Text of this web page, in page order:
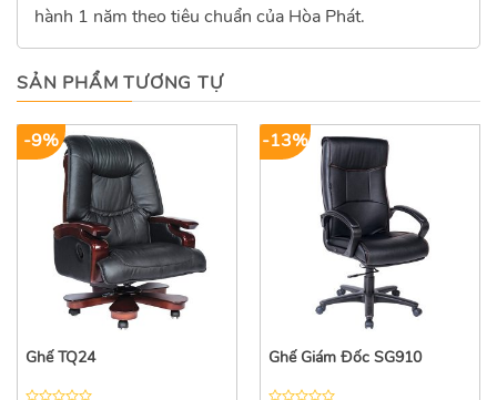
hành 1 năm theo tiêu chuẩn của Hòa Phát.
SẢN PHẨM TƯƠNG TỰ
-9%
Ghế TQ24
-13%
Ghế Giám Đốc SG910